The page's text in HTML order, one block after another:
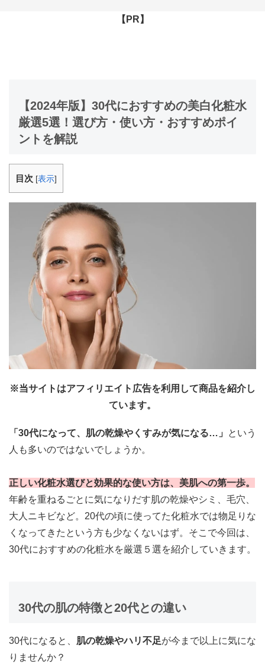
【PR】
【2024年版】30代におすすめの美白化粧水
厳選5選！選び方・使い方・おすすめポイ
ントを解説
目次 [表示]
※当サイトはアフィリエイト広告を利用して商品を紹介し
ています。
「30代になって、肌の乾燥やくすみが気になる…」
という
人も多いのではないでしょうか。
正しい化粧水選びと効果的な使い方は、美肌への第一歩。
年齢を重ねるごとに気になりだす肌の乾燥やシミ、毛穴、
大人ニキビなど。20代の頃に使ってた化粧水では物足りな
くなってきたという方も少なくないはず。そこで今回は、
30代におすすめの化粧水を厳選５選を紹介していきます。
30代の肌の特徴と20代との違い
30代になると、 肌の乾燥やハリ不足が今まで以上に気にな
りませんか？